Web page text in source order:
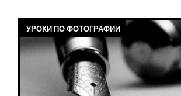
УРОКИ ПО ФОТОГРАФИИ